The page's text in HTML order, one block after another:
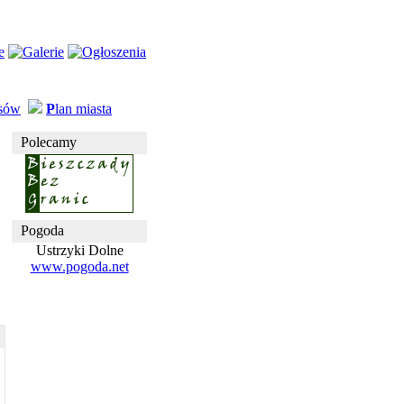
Plan miasta
Polecamy
Pogoda
Ustrzyki Dolne
www.pogoda.net